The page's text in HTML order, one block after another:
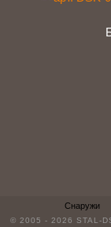
© 2005 - 2026 STAL-